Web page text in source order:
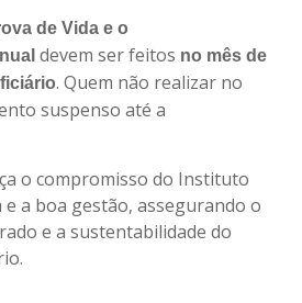
de Vida e o
devem ser feitos no mês de
. Quem não realizar no
suspenso até a
o compromisso do Instituto
a boa gestão, assegurando o
e a sustentabilidade do